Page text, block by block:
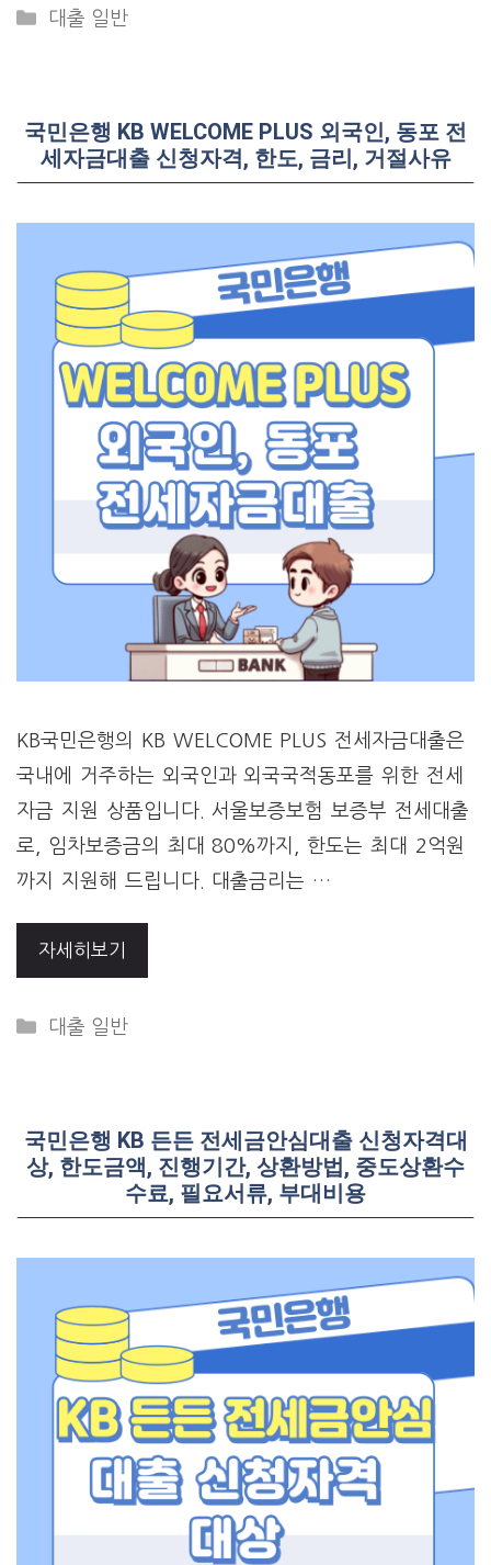
Categories
대출 일반
국민은행 KB WELCOME PLUS 외국인, 동포 전
세자금대출 신청자격, 한도, 금리, 거절사유
KB국민은행의 KB WELCOME PLUS 전세자금대출은
국내에 거주하는 외국인과 외국국적동포를 위한 전세
자금 지원 상품입니다. 서울보증보험 보증부 전세대출
로, 임차보증금의 최대 80%까지, 한도는 최대 2억원
까지 지원해 드립니다. 대출금리는 …
자세히보기
Categories
대출 일반
국민은행 KB 든든 전세금안심대출 신청자격대
상, 한도금액, 진행기간, 상환방법, 중도상환수
수료, 필요서류, 부대비용